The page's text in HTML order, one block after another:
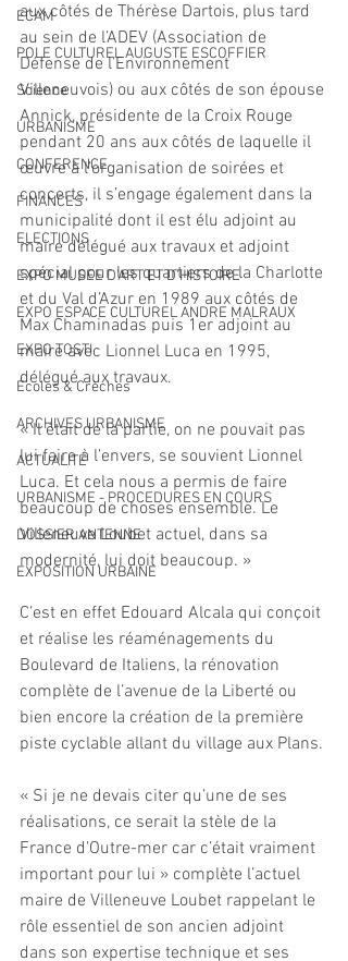
ECAM
POLE CULTUREL AUGUSTE ESCOFFIER
Science
URBANISME
CONFERENCE
FINANCES
ELECTIONS
EXPO MUSEE D'ART ET D'HISTOIRE
EXPO ESPACE CULTUREL ANDRE MALRAUX
EXPO TOSTI
Écoles & Crèches
ARCHIVES URBANISME
ACTUALITÉ
URBANISME - PROCEDURES EN COURS
DOSSIER ANTENNE
EXPOSITION URBAINE
aux côtés de Thérèse Dartois, plus tard
au sein de l’ADEV (Association de
Défense de l’Environnement
Villeneuvois) ou aux côtés de son épouse
Annick, présidente de la Croix Rouge
pendant 20 ans aux côtés de laquelle il
œuvre à l’organisation de soirées et
concerts, il s’engage également dans la
municipalité dont il est élu adjoint au
maire délégué aux travaux et adjoint
spécial pour les quartiers de la Charlotte
et du Val d’Azur en 1989 aux côtés de
Max Chaminadas puis 1er adjoint au
maire avec Lionnel Luca en 1995,
délégué aux travaux.
« Il était de la partie, on ne pouvait pas
lui faire à l’envers, se souvient Lionnel
Luca. Et cela nous a permis de faire
beaucoup de choses ensemble. Le
Villeneuve Loubet actuel, dans sa
modernité, lui doit beaucoup. »
C’est en effet Edouard Alcala qui conçoit
et réalise les réaménagements du
Boulevard de Italiens, la rénovation
complète de l’avenue de la Liberté ou
bien encore la création de la première
piste cyclable allant du village aux Plans.
« Si je ne devais citer qu’une de ses
réalisations, ce serait la stèle de la
France d’Outre-mer car c’était vraiment
important pour lui » complète l’actuel
maire de Villeneuve Loubet rappelant le
rôle essentiel de son ancien adjoint
dans son expertise technique et ses